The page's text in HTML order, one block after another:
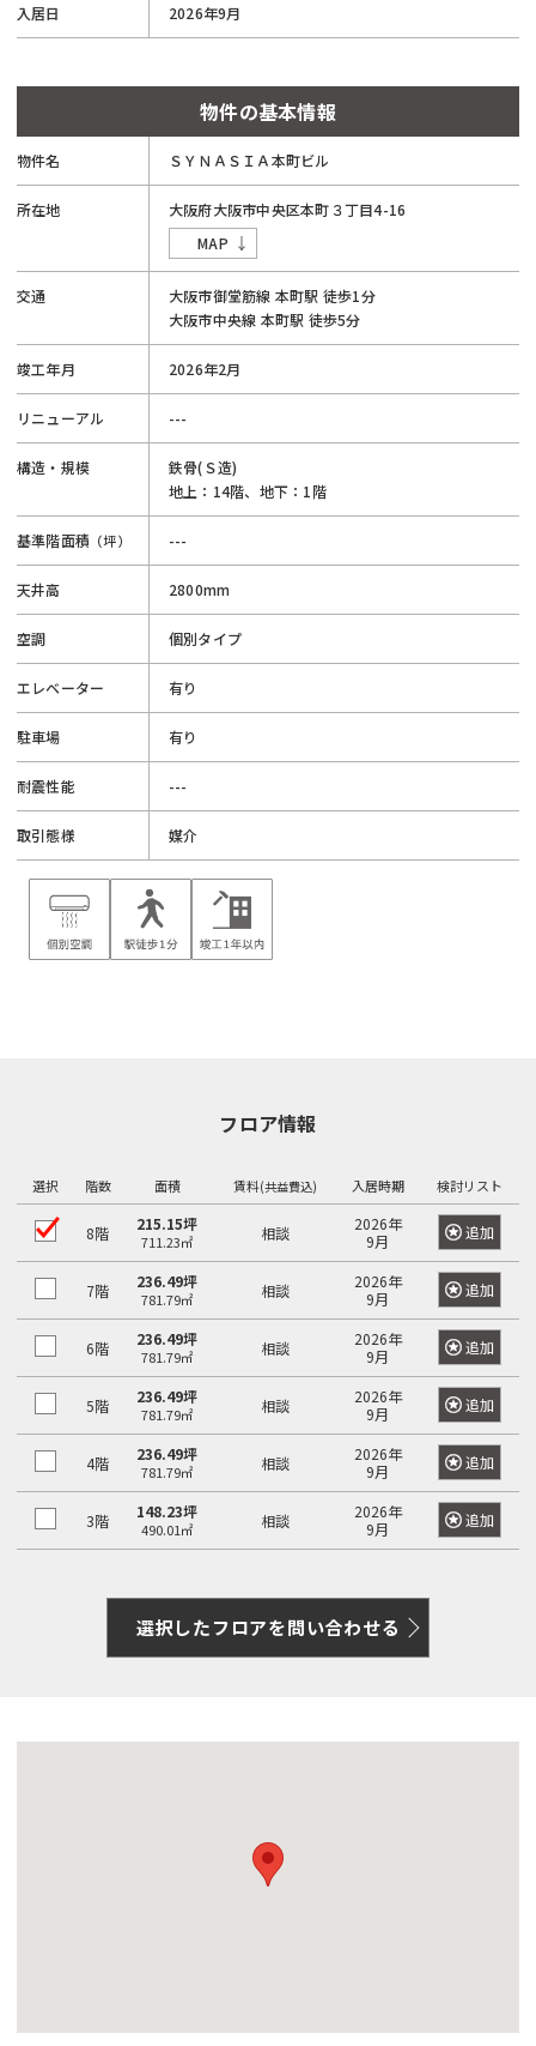
入居日 2026年9月
物件の基本情報
物件名 ＳＹＮＡＳＩＡ本町ビル
所在地 大阪府大阪市中央区本町３丁目4-16
MAP
交通 大阪市御堂筋線 本町駅 徒歩1分
大阪市中央線 本町駅 徒歩5分
竣工年月 2026年2月
リニューアル ---
構造・規模
鉄骨(Ｓ造)
地上：14階、地下：1階
基準階面積 （坪） ---
天井高 2800mm
空調 個別タイプ
エレベーター 有り
駐車場 有り
耐震性能 ---
取引態様 媒介
フロア情報
選択 階数 面積 賃料(共益費込) 入居時期 検討リスト
8階 215.15坪
711.23㎡ 相談
2026年
9月
追加
7階 236.49坪
781.79㎡ 相談
2026年
9月
追加
6階 236.49坪
781.79㎡ 相談
2026年
9月
追加
5階 236.49坪
781.79㎡ 相談
2026年
9月
追加
4階 236.49坪
781.79㎡ 相談
2026年
9月
追加
3階 148.23坪
490.01㎡ 相談
2026年
9月
追加
選択したフロアを問い合わせる